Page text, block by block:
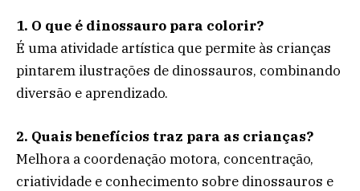
1. O que é dinossauro para colorir?
É uma atividade artística que permite às crianças
pintarem ilustrações de dinossauros, combinando
diversão e aprendizado.
2. Quais benefícios traz para as crianças?
Melhora a coordenação motora, concentração,
criatividade e conhecimento sobre dinossauros e